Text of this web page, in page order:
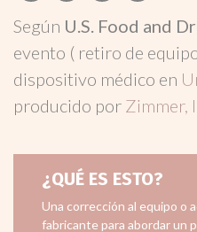
Según U.S. Food and
evento ( retiro de
dispositivo médico en
producido por Zimmer,
¿QUÉ ES ESTO?
Una corrección al equipo o
fabricante para abordar un